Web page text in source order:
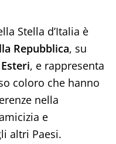
Stella d’Italia è
Repubblica, su
, e rappresenta
coloro che hanno
nella
e
altri Paesi.